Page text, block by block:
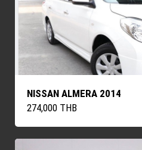
NISSAN ALMERA 2014
274,000 THB